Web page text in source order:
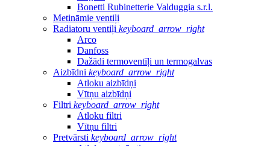
Bonetti Rubinetterie Valduggia s.r.l.
Metināmie ventiļi
Radiatoru ventiļi keyboard_arrow_right
Arco
Danfoss
Dažādi termoventīļi un termogalvas
Aizbīdni keyboard_arrow_right
Atloku aizbīdņi
Vītņu aizbīdņi
Filtri keyboard_arrow_right
Atloku filtri
Vītņu filtri
Pretvārsti keyboard_arrow_right